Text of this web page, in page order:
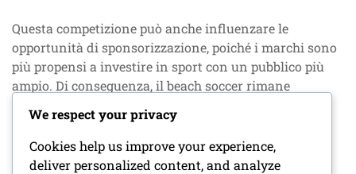
Questa competizione può anche influenzare le
opportunità di sponsorizzazione, poiché i marchi sono
più propensi a investire in sport con un pubblico più
ampio. Di conseguenza, il beach soccer rimane
per la nazionale prosperare.
Problemi infrastrutturali
We respect your privacy
Cookies help us improve your experience,
deliver personalized content, and analyze